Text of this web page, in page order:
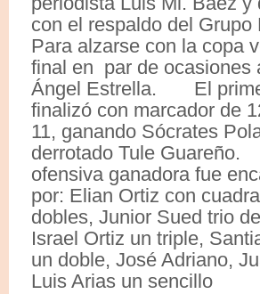
con el respaldo del
Para alzarse con la copa
final en par de ocasiones
Ángel Estrella. El
finalizó con marcador de
11, ganando Sócrates
derrotado Tule
ofensiva ganadora fue
por: Elian Ortiz con
dobles, Junior Sued trio
Israel Ortiz un triple,
un doble, José Adriano,
Luis Arias un sencillo